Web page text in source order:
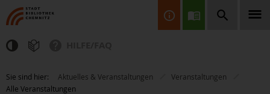
Finden Sie Informationen, Bücher, CDs & DVDs, Spiele, BluRays,
Zeitschriften und vieles mehr...
Sie sind hier: Aktuelles & Veranstaltungen
Veranstaltungen
Alle Veranstaltungen